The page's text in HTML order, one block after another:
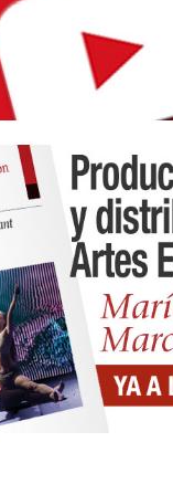
en carta dirigida
que lo nombra, le
“entra” por
Nadie debe
del Teatre
en un pequeño
manera de
móvil de
se atrevió con
que fue
en
cuando el
sede, se creó
institucional,
las
desapareció.